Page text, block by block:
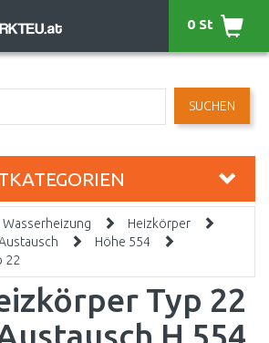
SUCHEN
0 St
Heizkörper
Höhe 554
22
Typ 22
H 554